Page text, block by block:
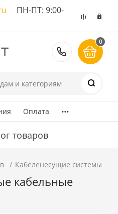
ПН-ПТ: 9:00-
8 (495)
0
Оплата ...
товаров
Кабеленесущие системы
кабельные